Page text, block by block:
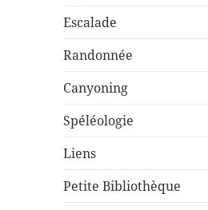
Escalade
Randonnée
Canyoning
Spéléologie
Liens
Petite Bibliothèque